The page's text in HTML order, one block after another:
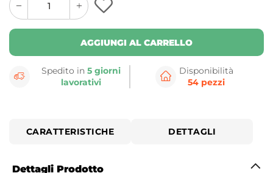
quantity
button
quantity
minus
button
AGGIUNGI AL CARRELLO
Spedito in5 giorni
lavorativi
Disponibilità
54 pezzi
CARATTERISTICHE DETTAGLI
Dettagli Prodotto